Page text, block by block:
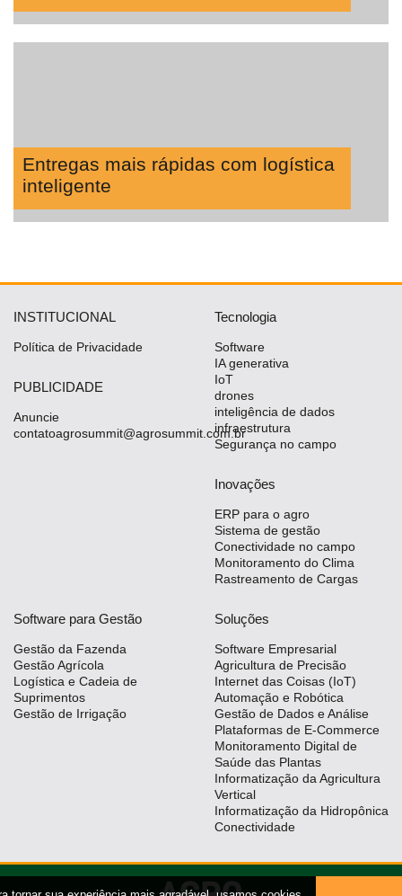
Entregas mais rápidas com logística
inteligente
INSTITUCIONAL
Política de Privacidade
PUBLICIDADE
Anuncie
contatoagrosummit@agrosummit.com.br
Tecnologia
Software
IA generativa
IoT
drones
inteligência de dados
infraestrutura
Segurança no campo
Inovações
ERP para o agro
Sistema de gestão
Conectividade no campo
Monitoramento do Clima
Rastreamento de Cargas
Software para Gestão
Gestão da Fazenda
Gestão Agrícola
Logística e Cadeia de
Suprimentos
Gestão de Irrigação
Soluções
Software Empresarial
Agricultura de Precisão
Internet das Coisas (IoT)
Automação e Robótica
Gestão de Dados e Análise
Plataformas de E-Commerce
Monitoramento Digital de
Saúde das Plantas
Informatização da Agricultura
Vertical
Informatização da Hidropônica
Conectividade